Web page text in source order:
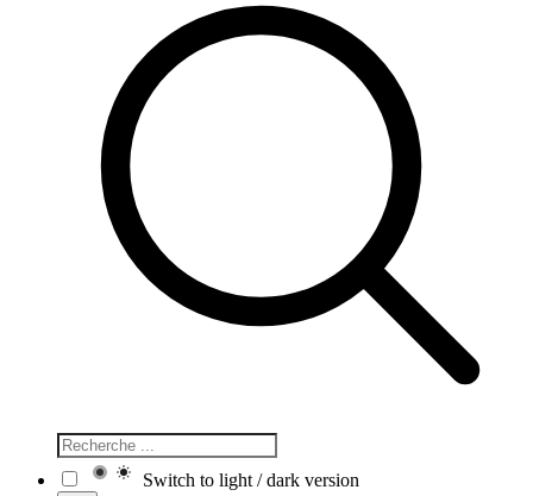
Switch to light / dark version